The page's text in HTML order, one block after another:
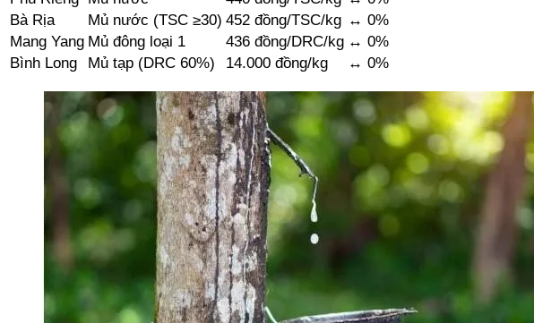
Bà Rịa
Mủ nước (TSC ≥30) 452 đồng/TSC/kg ↔️ 0%
Mang Yang Mủ đông loại 1 436 đồng/DRC/kg ↔️ 0%
Bình Long
Mủ tạp (DRC 60%) 14.000 đồng/kg ↔️ 0%